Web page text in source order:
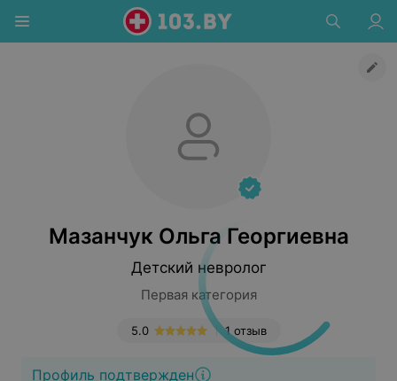
Мазанчук Ольга Георгиевна
Детский невролог
Первая категория
1 отзыв
5.0
Профиль подтвержден